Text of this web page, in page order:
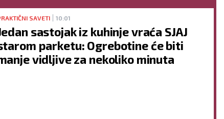
SAVETI 10:01
sastojak iz kuhinje vraća SJAJ
parketu: Ogrebotine će biti
vidljive za nekoliko minuta